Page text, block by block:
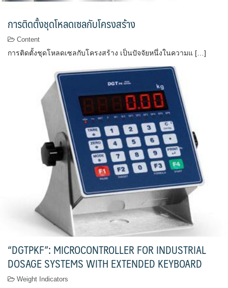
การติดตั้งชุดโหลดเซลกับโครงสร้าง
Content
การติดตั้งชุดโหลดเซลกับโครงสร้าง เป็นปัจจัยหนึ่งในความแ […]
“DGTPKF”: MICROCONTROLLER FOR INDUSTRIAL
DOSAGE SYSTEMS WITH EXTENDED KEYBOARD
Weight Indicators